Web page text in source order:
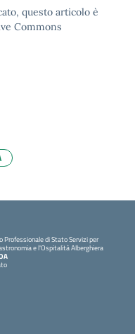
questo articolo è
Commons
Professionale di Stato Servizi per
e l'Ospitalità Alberghiera